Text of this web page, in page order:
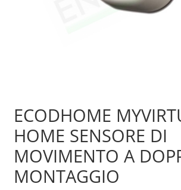
ECODHOME
HOME SENSORE DI
MOVIMENTO A
MONTAGGIO